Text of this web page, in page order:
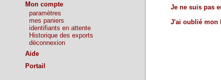
Mon compte
paramètres
mes paniers
identifiants en attente
Historique des exports
déconnexion
Aide
Portail
Je ne suis pas
J'ai oublié mon